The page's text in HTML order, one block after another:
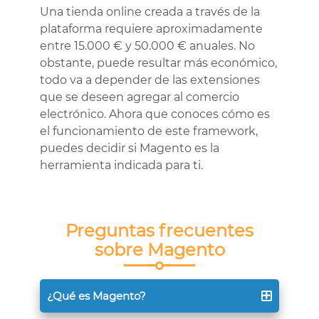
Una tienda online creada a través de la
plataforma requiere aproximadamente
entre 15.000 € y 50.000 € anuales. No
obstante, puede resultar más económico,
todo va a depender de las extensiones
que se deseen agregar al comercio
electrónico. Ahora que conoces cómo es
el funcionamiento de este framework,
puedes decidir si Magento es la
herramienta indicada para ti.
Preguntas frecuentes
sobre Magento
¿Qué es Magento?